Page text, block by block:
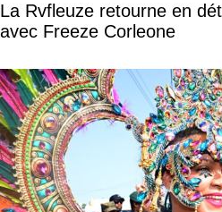
La Rvfleuze retourne en
avec Freeze Corleone